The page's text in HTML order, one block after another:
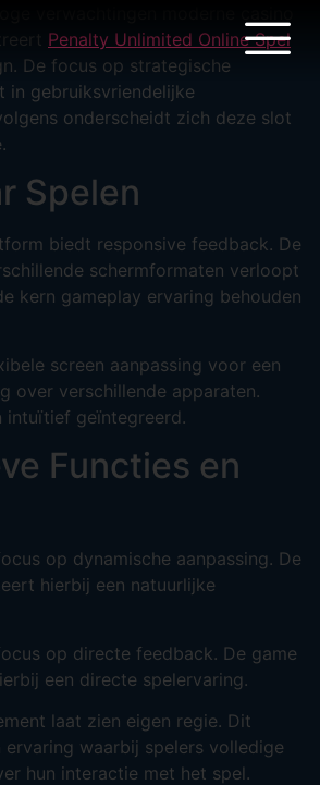
verwachtingen moderne casino
Penalty Unlimited Online Spel
De focus op strategische
in gebruiksvriendelijke
onderscheidt zich deze slot
Spelen
biedt responsive feedback. De
schermformaten verloopt
kern gameplay ervaring behouden
screen aanpassing voor een
over verschillende apparaten.
intuïtief geïntegreerd.
Functies en
op dynamische aanpassing. De
hierbij een natuurlijke
op directe feedback. De game
een directe spelervaring.
laat zien eigen regie. Dit
waarbij spelers volledige
hun interactie met het spel.